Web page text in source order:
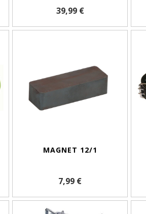
39,99 €
MAGNET 12/1
7,99 €